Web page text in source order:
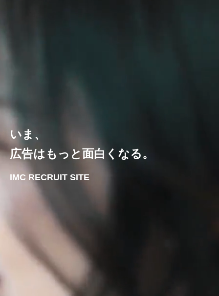
いま、
広告はもっと面白くなる。
IMC RECRUIT SITE